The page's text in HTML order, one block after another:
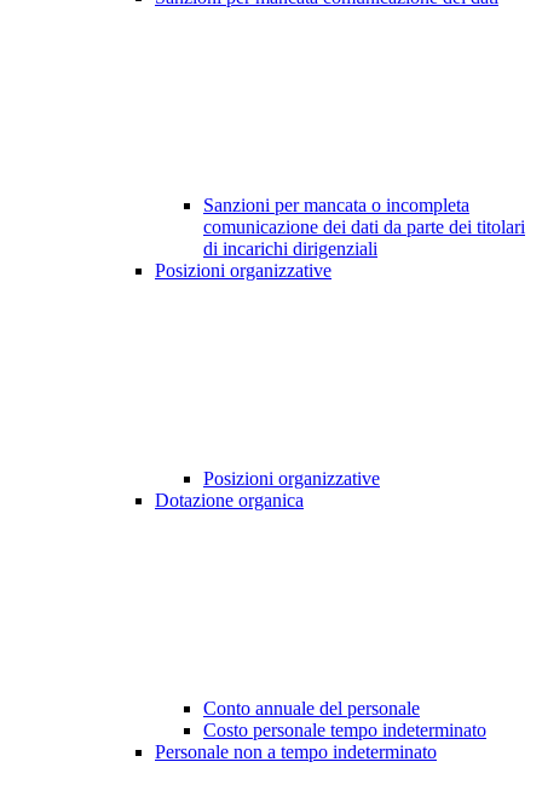
Sanzioni per mancata o incompleta
comunicazione dei dati da parte dei titolari
di incarichi dirigenziali
Posizioni organizzative
Posizioni organizzative
Dotazione organica
Conto annuale del personale
Costo personale tempo indeterminato
Personale non a tempo indeterminato